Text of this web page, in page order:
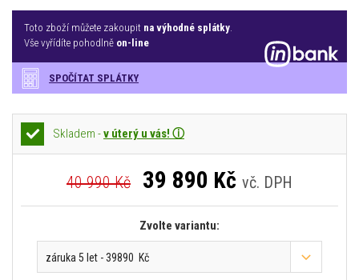
Toto zboží můžete zakoupit na výhodné splátky
Vše vyřídíte pohodlně on-line
SPOČÍTAT SPLÁTKY
Skladem -v úterý u vás! ⓘ
40 990 Kč 39 890 Kč vč. DPH
Zvolte variantu:
záruka 5 let - 39890 Kč